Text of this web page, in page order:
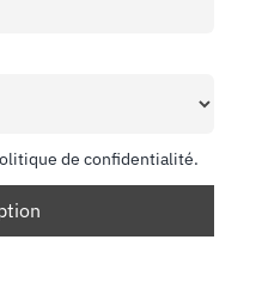
de confidentialité.